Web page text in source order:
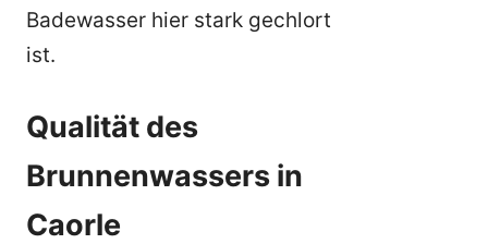
Badewasser hier stark gechlort
ist.
Qualität des
Brunnenwassers in
Caorle